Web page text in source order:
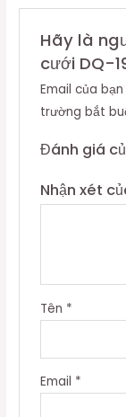
Hãy là
cưới DQ-
Email của
trường bắt
Đánh giá
Nhận xét
Tên *
Email *